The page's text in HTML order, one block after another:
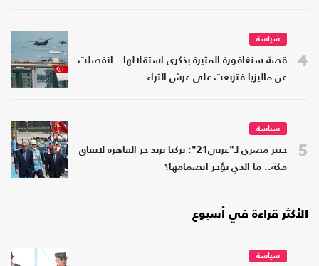
4
سياسة
قصة سنغافورة المثيرة بذكرى استقلالها.. انفصلت
عن ماليزيا فتربعت على عرش الثراء
5
سياسة
خبير مصري لـ"عربي21": تركيا تريد جر القاهرة لاتفاق
مكة.. ما الذي يؤخر انضمامها؟
الأكثر قراءة في أسبوع
سياسة